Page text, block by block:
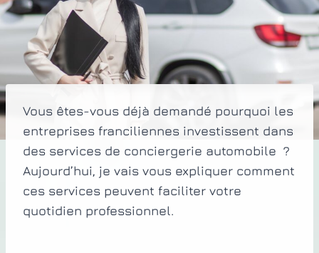
Vous êtes-vous déjà demandé pourquoi les
entreprises franciliennes investissent dans
des services de conciergerie automobile ?
Aujourd’hui, je vais vous expliquer comment
ces services peuvent faciliter votre
quotidien professionnel.